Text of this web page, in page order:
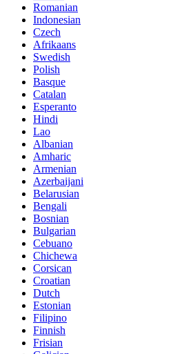
Romanian
Indonesian
Czech
Afrikaans
Swedish
Polish
Basque
Catalan
Esperanto
Hindi
Lao
Albanian
Amharic
Armenian
Azerbaijani
Belarusian
Bengali
Bosnian
Bulgarian
Cebuano
Chichewa
Corsican
Croatian
Dutch
Estonian
Filipino
Finnish
Frisian